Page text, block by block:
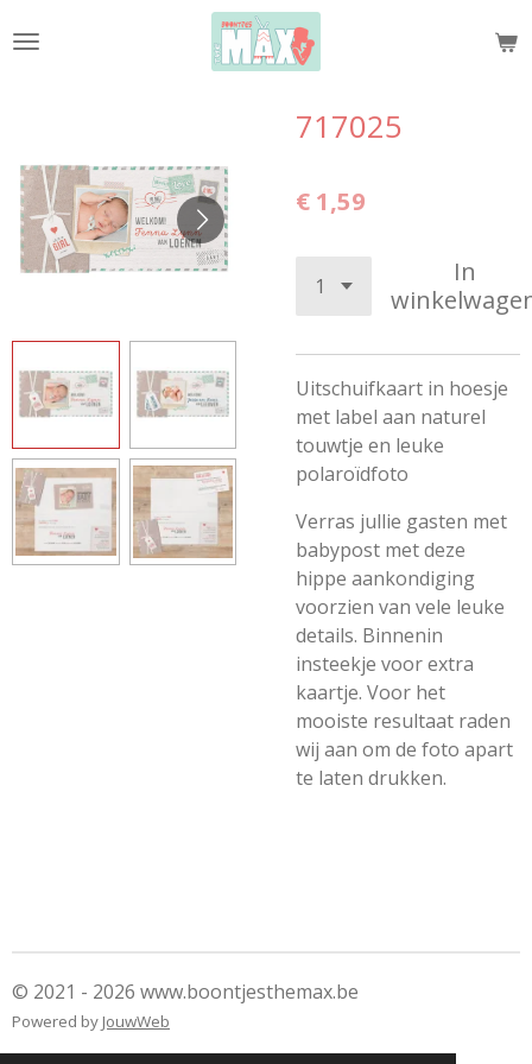
direct
717025
€ 1,59
In
Uitschuifkaart in hoesje
met label aan naturel
touwtje en leuke
polaroïdfoto
Verras jullie gasten met
babypost met deze
hippe aankondiging
voorzien van vele leuke
details. Binnenin
insteekje voor extra
kaartje. Voor het
mooiste resultaat raden
wij aan om de foto apart
te laten drukken.
© 2021 - 2026 www.boontjesthemax.be
Powered by JouwWeb